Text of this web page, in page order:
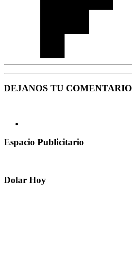
DEJANOS TU COMENTARIO
Espacio Publicitario
Dolar Hoy